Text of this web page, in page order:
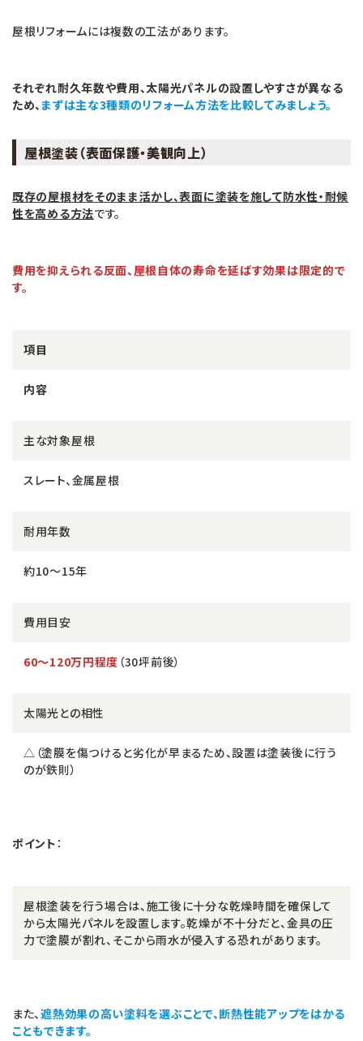
屋根リフォームには複数の工法があります。
それぞれ耐久年数や費用、太陽光パネルの設置しやすさが異なる
ため、 まずは主な3種類のリフォーム方法を比較してみましょう。
屋根塗装（表面保護・美観向上）
既存の屋根材をそのまま活かし、表面に塗装を施して防水性・耐候
性を高める方法です。
費用を抑えられる反面、屋根自体の寿命を延ばす効果は限定的で
す。
項目
内容
主な対象屋根
スレート、金属屋根
耐用年数
約10〜15年
費用目安
60〜120万円程度 （30坪前後）
太陽光との相性
△（塗膜を傷つけると劣化が早まるため、設置は塗装後に行う
のが鉄則）
ポイント ：
屋根塗装を行う場合は、施工後に十分な乾燥時間を確保して
から太陽光パネルを設置します。乾燥が不十分だと、金具の圧
力で塗膜が割れ、そこから雨水が侵入する恐れがあります。
また、遮熱効果の高い塗料を選ぶことで、断熱性能アップをはかる
こともできます。